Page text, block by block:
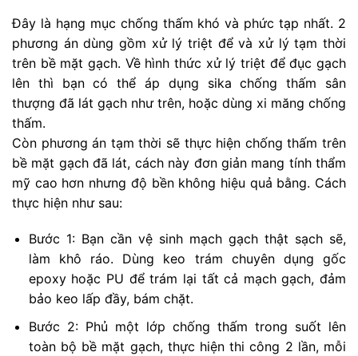
Đây là hạng mục chống thấm khó và phức tạp nhất. 2
phương án dùng gồm xử lý triệt để và xử lý tạm thời
trên bề mặt gạch. Về hình thức xử lý triệt để đục gạch
lên thì bạn có thể áp dụng sika chống thấm sân
thượng đã lát gạch như trên, hoặc dùng xi măng chống
thấm.
Còn phương án tạm thời sẽ thực hiện chống thấm trên
bề mặt gạch đã lát, cách này đơn giản mang tính thẩm
mỹ cao hơn nhưng độ bền không hiệu quả bằng. Cách
thực hiện như sau:
Bước 1: Bạn cần vệ sinh mạch gạch thật sạch sẽ,
làm khô ráo. Dùng keo trám chuyên dụng gốc
epoxy hoặc PU để trám lại tất cả mạch gạch, đảm
bảo keo lấp đầy, bám chặt.
Bước 2: Phủ một lớp chống thấm trong suốt lên
toàn bộ bề mặt gạch, thực hiện thi công 2 lần, mỗi